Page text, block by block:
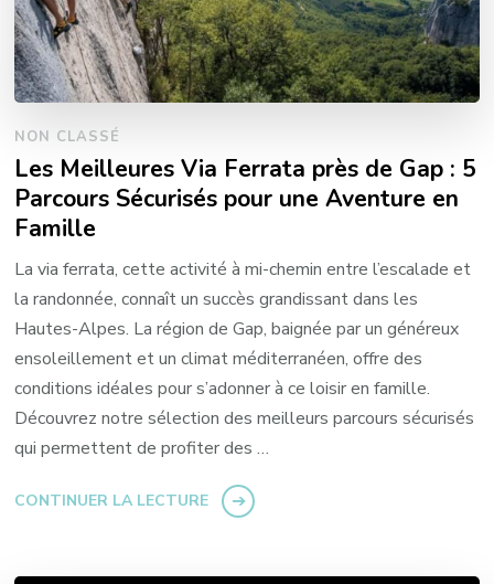
NON CLASSÉ
Les Meilleures Via Ferrata près de Gap : 5
Parcours Sécurisés pour une Aventure en
Famille
La via ferrata, cette activité à mi-chemin entre l’escalade et
la randonnée, connaît un succès grandissant dans les
Hautes-Alpes. La région de Gap, baignée par un généreux
ensoleillement et un climat méditerranéen, offre des
conditions idéales pour s’adonner à ce loisir en famille.
Découvrez notre sélection des meilleurs parcours sécurisés
qui permettent de profiter des …
CONTINUER LA LECTURE